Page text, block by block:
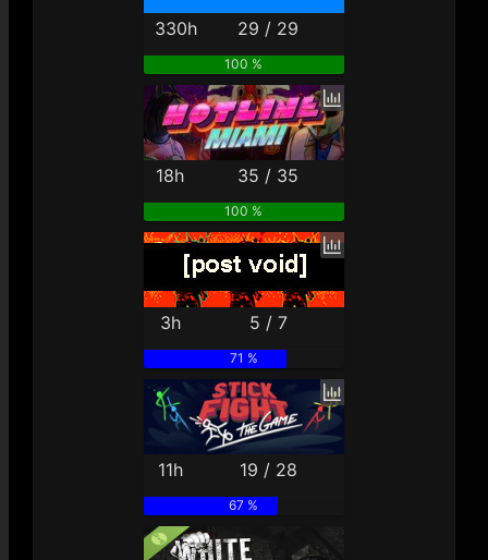
330h 29 / 29
100 %
18h 35 / 35
100 %
3h 5 / 7
71 %
11h 19 / 28
67 %